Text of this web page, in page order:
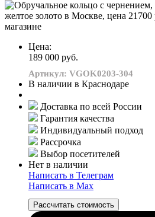
Цена:
189 000 руб.
Артикул: VGOK0203-304
В наличии в Краснодаре
Доставка по всей России
Гарантия качества
Индивидуальный подход
Рассрочка
Выбор посетителей
Нет в наличии
Написать в Телеграм
Написать в Мах
Рассчитать стоимость